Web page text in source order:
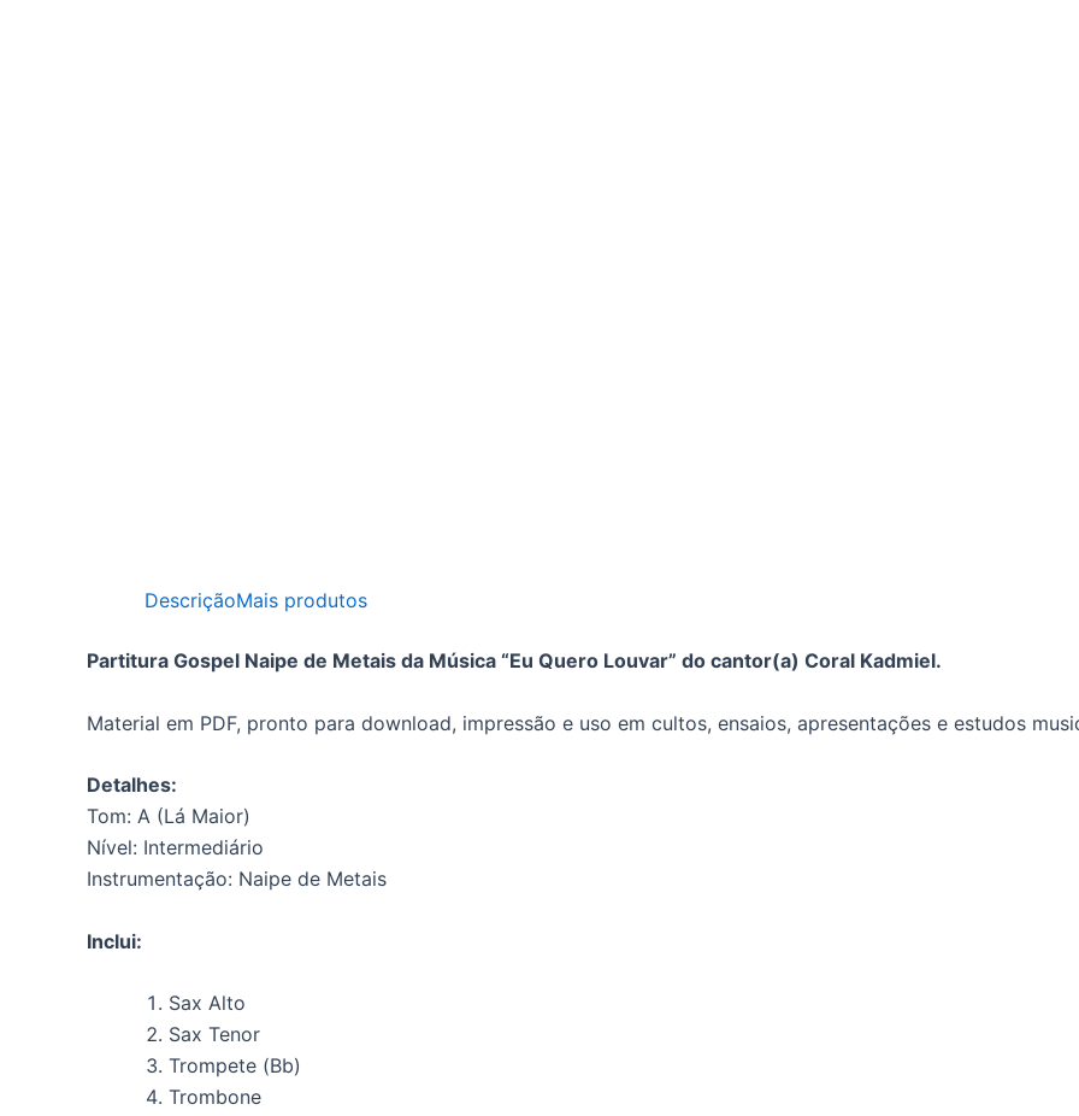
DescriçãoMais produtos
Partitura Gospel Naipe de Metais da Música “Eu Quero Louvar” do cantor(a) Coral Kadmiel.
Material em PDF, pronto para download, impressão e uso em cultos, ensaios, apresentações e estudos
Detalhes:
Tom: A (Lá Maior)
Nível: Intermediário
Instrumentação: Naipe de Metais
Inclui:
Sax Alto
Sax Tenor
Trompete (Bb)
Trombone